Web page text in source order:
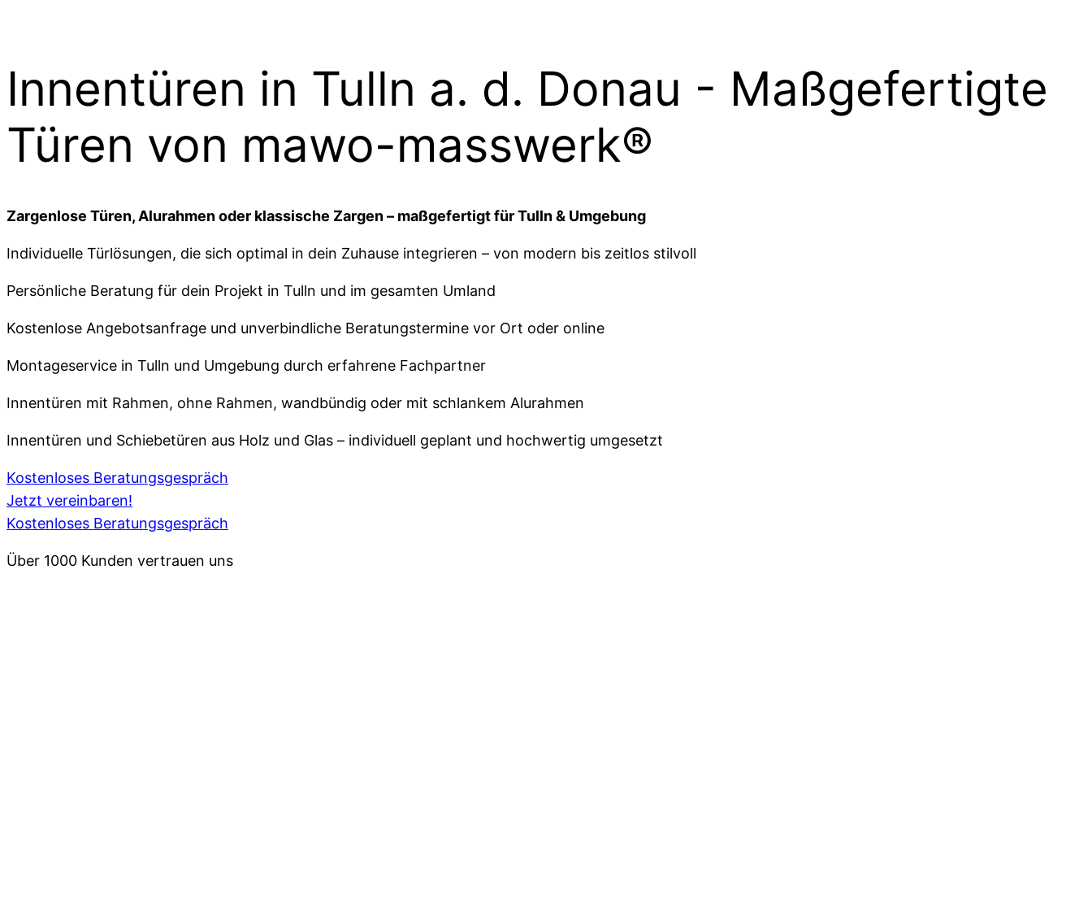
Innentüren in Tulln a. d. Donau - Maßgefertigte
Türen von mawo-masswerk®
Zargenlose Türen, Alurahmen oder klassische Zargen – maßgefertigt für Tulln & Umgebung
Individuelle Türlösungen, die sich optimal in dein Zuhause integrieren – von modern bis zeitlos stilvoll
Persönliche Beratung für dein Projekt in Tulln und im gesamten Umland
Kostenlose Angebotsanfrage und unverbindliche Beratungstermine vor Ort oder online
Montageservice in Tulln und Umgebung durch erfahrene Fachpartner
Innentüren mit Rahmen, ohne Rahmen, wandbündig oder mit schlankem Alurahmen
Innentüren und Schiebetüren aus Holz und Glas – individuell geplant und hochwertig umgesetzt
Kostenloses Beratungsgespräch
Jetzt vereinbaren!
Kostenloses Beratungsgespräch
Über 1000 Kunden vertrauen uns